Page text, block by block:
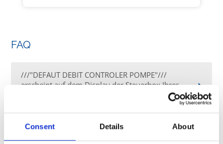
Consent Details About
FAQ
///"DEFAUT DEBIT CONTROLER POMPE"///
erscheint auf dem Display der Steuerbox Ihres
Die Sonde des pH Perfect antwortet langsam